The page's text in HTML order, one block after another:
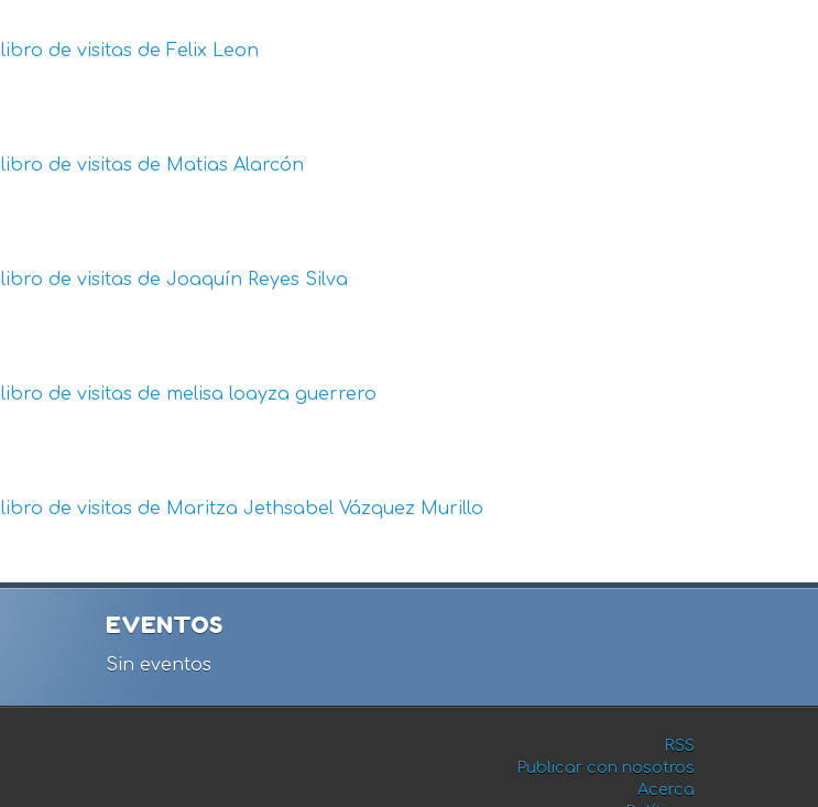
libro de visitas de Felix Leon
libro de visitas de Matias Alarcón
libro de visitas de Joaquín Reyes Silva
libro de visitas de melisa loayza guerrero
libro de visitas de Maritza Jethsabel Vázquez Murillo
EVENTOS
Sin eventos
RSS
Publicar con nosotros
Acerca